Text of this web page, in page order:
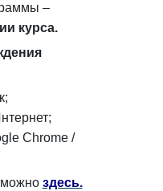
–
курса.
Chrome /
можно здесь.